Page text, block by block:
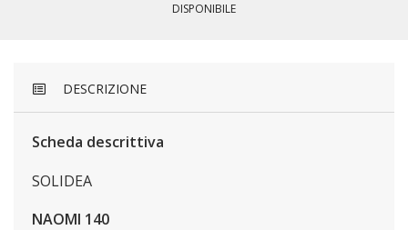
DISPONIBILE
DESCRIZIONE
Scheda descrittiva
SOLIDEA
NAOMI 140